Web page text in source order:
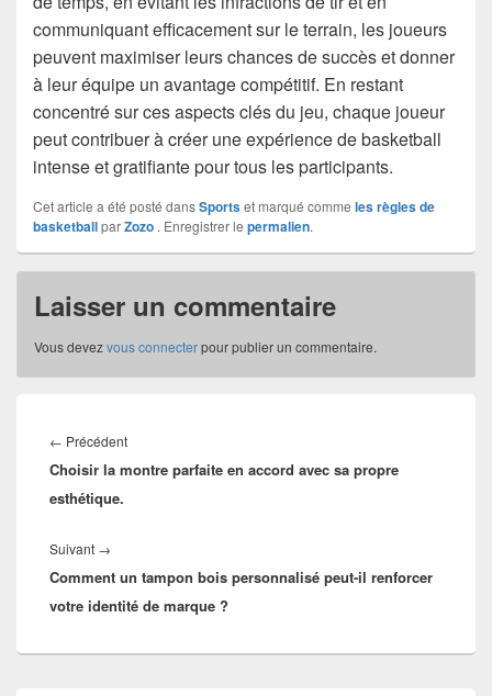
communiquant efficacement sur le terrain, les joueurs
peuvent maximiser leurs chances de succès et donner
à leur équipe un avantage compétitif. En restant
concentré sur ces aspects clés du jeu, chaque joueur
peut contribuer à créer une expérience de basketball
intense et gratifiante pour tous les participants.
Cet article a été posté dansSportset marqué comme les règles de
basketballparZozo . Enregistrer le permalien.
Laisser un commentaire
Vous devezvous connecterpour publier un commentaire.
de
l’article
← PrécédentArticle
précédent :
Choisir la montre parfaite en accord avec sa propre
esthétique.
Suivant →
suivant :
Comment un tampon bois personnalisé peut-il renforcer
votre identité de marque ?